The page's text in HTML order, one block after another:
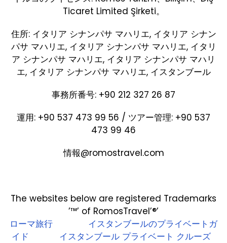
Ticaret Limited Şirketi。
住所: イタリア シナンパサ マハリエ, イタリア シナン
パサ マハリエ, イタリア シナンパサ マハリエ, イタリ
ア シナンパサ マハリエ, イタリア シナンパサ マハリ
エ, イタリア シナンパサ マハリエ, イスタンブール
事務所番号: +90 212 327 26 87
運用: +90 537 473 99 56 / ツアー管理: +90 537
473 99 46
情報@romostravel.com
The websites below are registered Trademarks
’™’ of RomosTravel’®’
ローマ旅行
イスタンブールのプライベートガ
イド
イスタンブール プライベート クルーズ